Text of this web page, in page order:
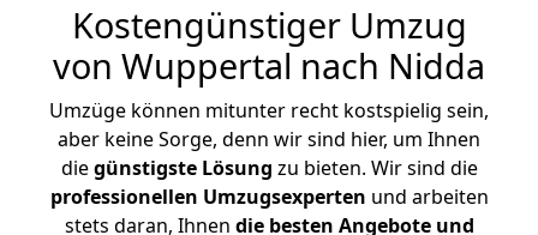
Kostengünstiger Umzug
von Wuppertal nach Nidda
Umzüge können mitunter recht kostspielig sein,
aber keine Sorge, denn wir sind hier, um Ihnen
diegünstigste Lösung zu bieten. Wir sind die
professionellen Umzugsexperten und arbeiten
stets daran, Ihnen die besten Angebote und